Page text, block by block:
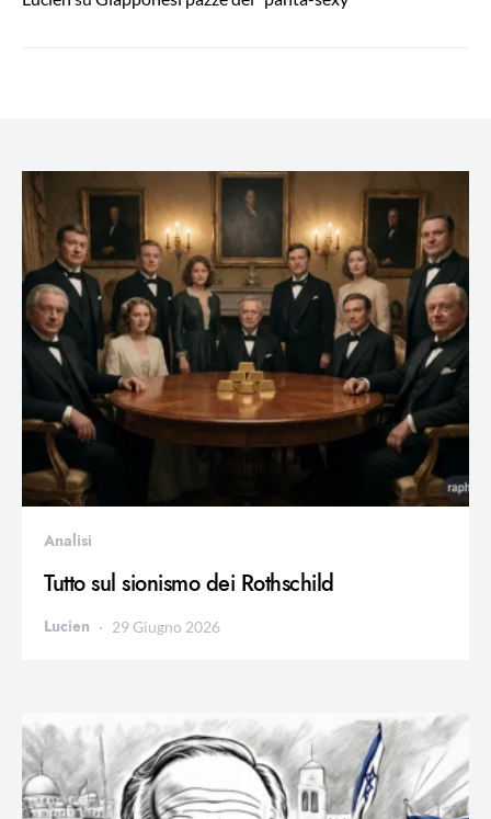
Analisi
Tutto sul sionismo dei Rothschild
Lucien 29 Giugno 2026